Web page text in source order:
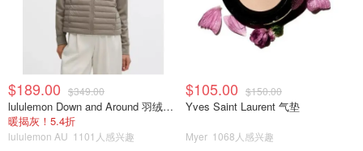
$189.00 $349.00
lululemon Down and Around 羽绒夹克
暖揭灰！5.4折
lululemon AU 1101人感兴趣
$105.00 $150.00
Yves Saint Laurent 气垫
Myer 1068人感兴趣